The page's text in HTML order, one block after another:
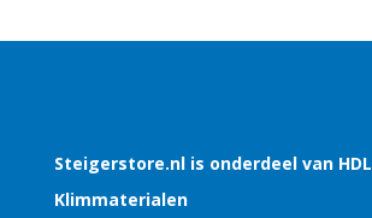
Steigerstore.nl is onderdeel van HDL
Klimmaterialen